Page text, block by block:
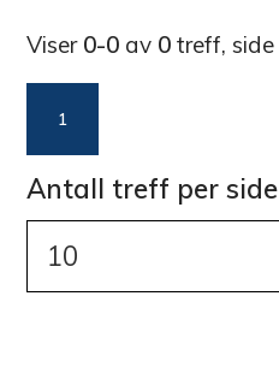
k
i
e
s
t
a
Viser 0-0 av 0 treff, side
1
Antall treff per side
10